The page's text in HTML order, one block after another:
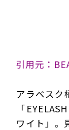
引用元：
アラベスク
「
ワイト」。